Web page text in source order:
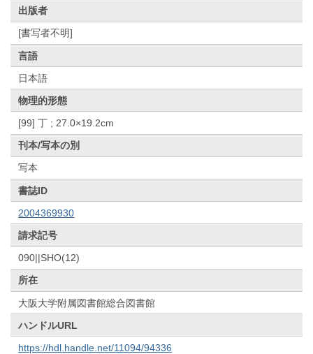
出版者
[書写者不明]
言語
日本語
物理的形態
[99] 丁 ; 27.0×19.2cm
刊本/写本の別
写本
書誌ID
2004369930
請求記号
090||SHO(12)
所在
大阪大学附属図書館総合図書館
ハンドルURL
https://hdl.handle.net/11094/94336